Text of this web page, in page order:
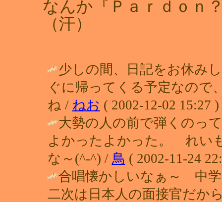
なんか『Ｐａｒｄｏｎ
（汗）
少しの間、日記をお休
ぐに帰ってくる予定なので
ね / ねお ( 2002-12-02 15:27 )
大勢の人の前で弾くのっ
よかったよかった。 れい
な～(^-^) / 鳥 ( 2002-11-24
合唱懐かしいなぁ～ 中
二次は日本人の面接官だか